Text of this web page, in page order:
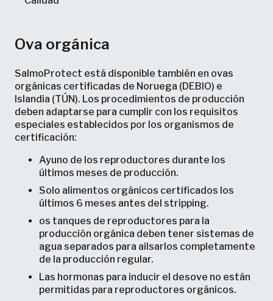
Ova orgánica
SalmoProtect está disponible también en ovas
orgánicas certificadas de Noruega (DEBIO) e
Islandia (TÚN). Los procedimientos de producción
deben adaptarse para cumplir con los requisitos
especiales establecidos por los organismos de
certificación:
Ayuno de los reproductores durante los
últimos meses de producción.
Solo alimentos orgánicos certificados los
últimos 6 meses antes del stripping.
os tanques de reproductores para la
producción orgánica deben tener sistemas de
agua separados para ailsarlos completamente
de la producción regular.
Las hormonas para inducir el desove no están
permitidas para reproductores orgánicos.